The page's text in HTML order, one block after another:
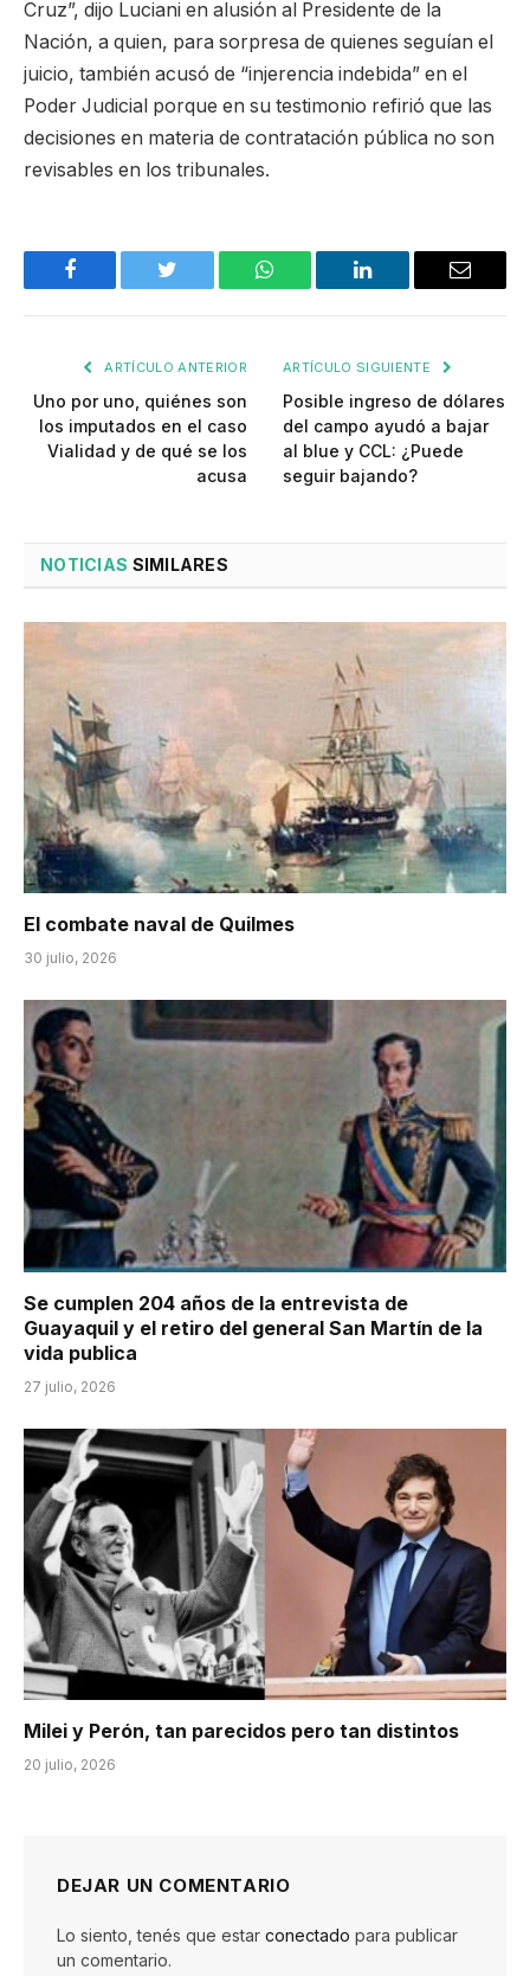
Cruz”, dijo Luciani en alusión al Presidente de la
Nación, a quien, para sorpresa de quienes seguían el
juicio, también acusó de “injerencia indebida” en el
Poder Judicial porque en su testimonio refirió que las
decisiones en materia de contratación pública no son
revisables en los tribunales.
Facebook Twitter WhatsApp LinkedIn Email
ARTÍCULO ANTERIOR
Uno por uno, quiénes son
los imputados en el caso
Vialidad y de qué se los
acusa
ARTÍCULO SIGUIENTE
Posible ingreso de dólares
del campo ayudó a bajar
al blue y CCL: ¿Puede
seguir bajando?
NOTICIAS SIMILARES
El combate naval de Quilmes
30 julio, 2026
Se cumplen 204 años de la entrevista de
Guayaquil y el retiro del general San Martín de la
vida publica
27 julio, 2026
Milei y Perón, tan parecidos pero tan distintos
20 julio, 2026
DEJAR UN COMENTARIO
Lo siento, tenés que estar conectado para publicar
un comentario.